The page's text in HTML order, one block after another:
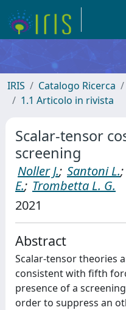
IRIS Catalogo Ricerca
1.1 Articolo in rivista
Scalar-tensor
screening
Noller J.; Santoni L.;
E.; Trombetta L. G.
2021
Abstract
Scalar-tensor theories
consistent with fifth
presence of a
order to suppress an